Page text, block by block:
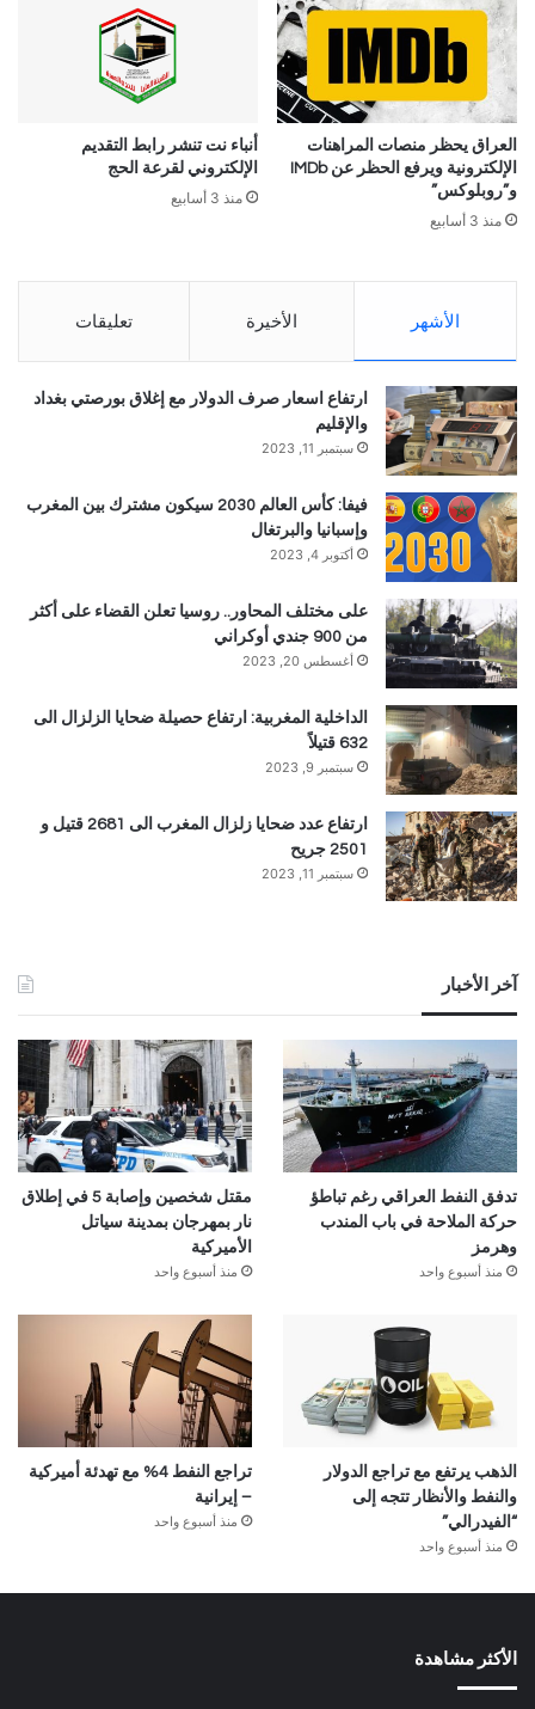
العراق يحظر منصات المراهنات
الإلكترونية ويرفع الحظر عن IMDb
و”روبلوكس”
منذ 3 أسابيع
أنباء نت تنشر رابط التقديم
الإلكتروني لقرعة الحج
منذ 3 أسابيع
الأشهر الأخيرة تعليقات
ارتفاع اسعار صرف الدولار مع إغلاق بورصتي بغداد
والإقليم
سبتمبر 11, 2023
فيفا: كأس العالم 2030 سيكون مشترك بين المغرب
وإسبانيا والبرتغال
أكتوبر 4, 2023
على مختلف المحاور.. روسيا تعلن القضاء على أكثر
من 900 جندي أوكراني
أغسطس 20, 2023
الداخلية المغربية: ارتفاع حصيلة ضحايا الزلزال الى
632 قتيلاً
سبتمبر 9, 2023
ارتفاع عدد ضحايا زلزال المغرب الى 2681 قتيل و
2501 جريح
سبتمبر 11, 2023
آخر الأخبار
تدفق النفط العراقي رغم تباطؤ
حركة الملاحة في باب المندب
وهرمز
منذ أسبوع واحد
مقتل شخصين وإصابة 5 في إطلاق
نار بمهرجان بمدينة سياتل
الأميركية
منذ أسبوع واحد
الذهب يرتفع مع تراجع الدولار
والنفط والأنظار تتجه إلى
“الفيدرالي”
منذ أسبوع واحد
تراجع النفط 4% مع تهدئة أميركية
– إيرانية
منذ أسبوع واحد
الأكثر مشاهدة